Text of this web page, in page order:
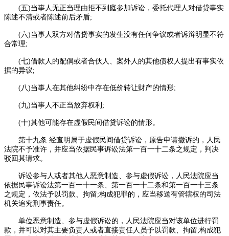
(五)当事人无正当理由拒不到庭参加诉讼，委托代理人对借贷事实
陈述不清或者陈述前后矛盾;
(六)当事人双方对借贷事实的发生没有任何争议或者诉辩明显不符
合常理;
(七)借款人的配偶或者合伙人、案外人的其他债权人提出有事实依
据的异议;
(八)当事人在其他纠纷中存在低价转让财产的情形;
(九)当事人不正当放弃权利;
(十)其他可能存在虚假民间借贷诉讼的情形。
第十九条 经查明属于虚假民间借贷诉讼，原告申请撤诉的，人民
法院不予准许，并应当依据民事诉讼法第一百一十二条之规定，判决
驳回其请求。
诉讼参与人或者其他人恶意制造、参与虚假诉讼，人民法院应当
依据民事诉讼法第一百一十一条、第一百一十二条和第一百一十三条
之规定，依法予以罚款、拘留;构成犯罪的，应当移送有管辖权的司法
机关追究刑事责任。
单位恶意制造、参与虚假诉讼的，人民法院应当对该单位进行罚
款，并可以对其主要负责人或者直接责任人员予以罚款、拘留;构成犯